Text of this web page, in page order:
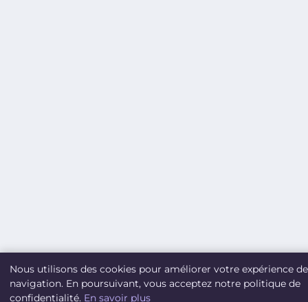
Nous utilisons des cookies pour améliorer votre expérience de
navigation. En poursuivant, vous acceptez notre politique de
confidentialité. En savoir plus